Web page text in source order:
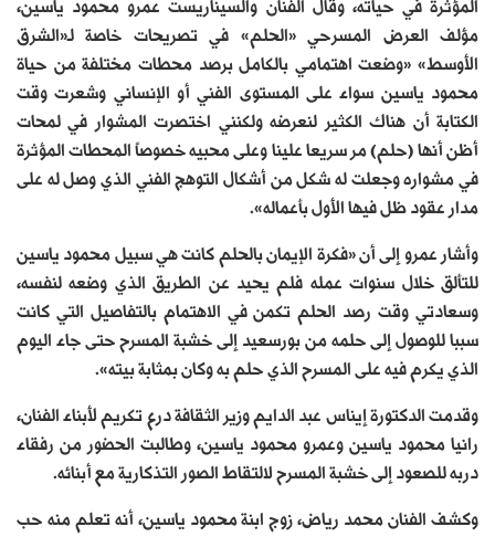
المؤثرة في حياته، وقال الفنان والسيناريست عمرو محمود ياسين،
مؤلف العرض المسرحي «الحلم» في تصريحات خاصة لـ«الشرق
الأوسط» «وضعت اهتمامي بالكامل برصد محطات مختلفة من حياة
محمود ياسين سواء على المستوى الفني أو الإنساني وشعرت وقت
الكتابة أن هناك الكثير لنعرضه ولكنني اختصرت المشوار في لمحات
أظن أنها (حلم) مر سريعا علينا وعلى محبيه خصوصاً المحطات المؤثرة
في مشواره وجعلت له شكل من أشكال التوهج الفني الذي وصل له على
مدار عقود ظل فيها الأول بأعماله».
وأشار عمرو إلى أن «فكرة الإيمان بالحلم كانت هي سبيل محمود ياسين
للتألق خلال سنوات عمله فلم يحيد عن الطريق الذي وضعه لنفسه،
وسعادتي وقت رصد الحلم تكمن في الاهتمام بالتفاصيل التي كانت
سببا للوصول إلى حلمه من بورسعيد إلى خشبة المسرح حتى جاء اليوم
الذي يكرم فيه على المسرح الذي حلم به وكان بمثابة بيته».
وقدمت الدكتورة إيناس عبد الدايم وزير الثقافة درع تكريم لأبناء الفنان،
رانيا محمود ياسين وعمرو محمود ياسين، وطالبت الحضور من رفقاء
دربه للصعود إلى خشبة المسرح لالتقاط الصور التذكارية مع أبنائه.
وكشف الفنان محمد رياض، زوج ابنة محمود ياسين، أنه تعلم منه حب